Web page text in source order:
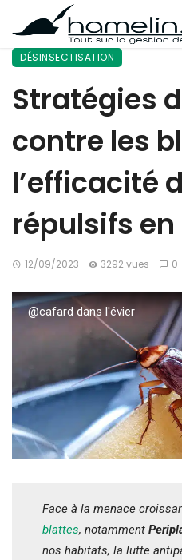
DÉSINSECTISATION
Stratégies
contre les
l’efficacité
répulsifs
12/09/2023 3292 vues 0
@cafard dans l'évier
Face à la menace
blattes, notamment
nos habitats, la lutte